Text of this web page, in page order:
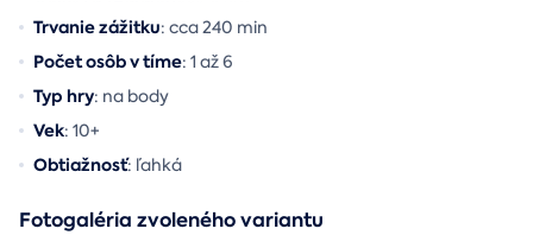
Trvanie zážitku: cca 240 min
Počet osôb v tíme: 1 až 6
Typ hry: na body
Vek: 10+
Obtiažnosť: ľahká
Fotogaléria zvoleného variantu